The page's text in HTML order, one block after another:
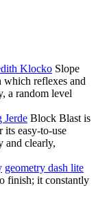
Klocko Slope
which reflexes and
a random level
Jerde Block Blast is
its easy-to-use
and clearly,
geometry dash lite
finish; it constantly